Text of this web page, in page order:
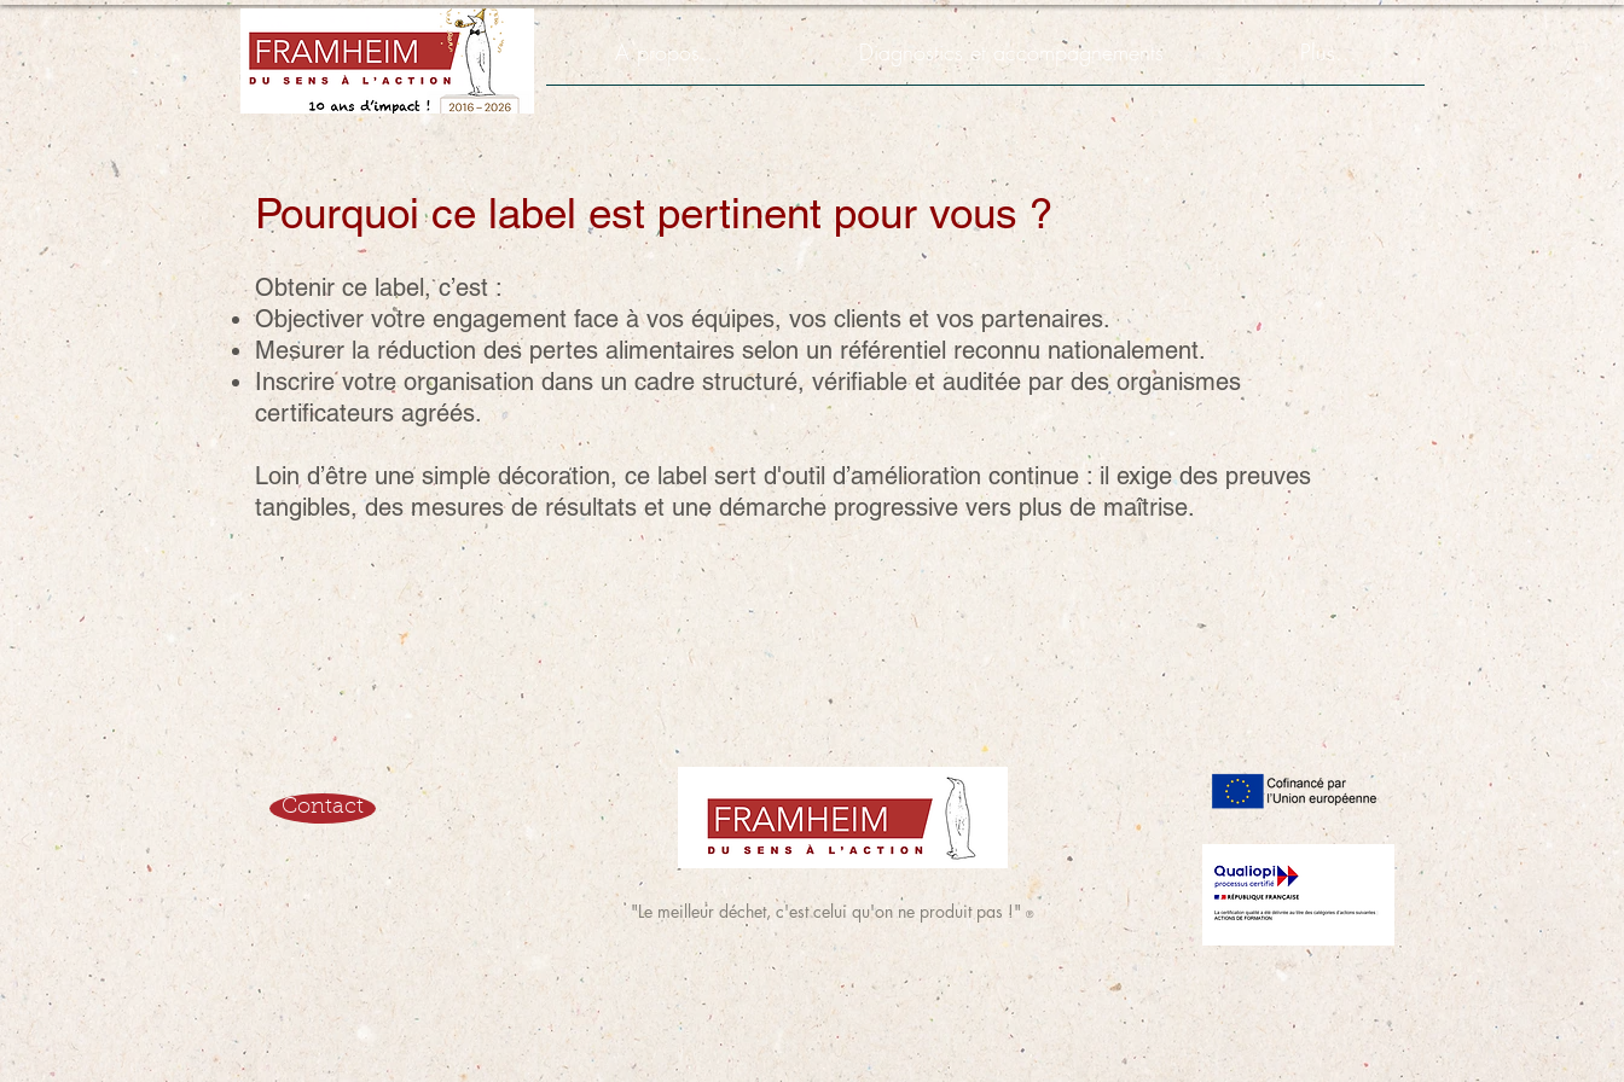
A propos... Diagnostics et accompagnements Plus...
Pourquoi ce label est pertinent pour vous ?
Obtenir ce label, c’est :
Objectiver votre engagement face à vos équipes, vos clients et vos partenaires.
Mesurer la réduction des pertes alimentaires selon un référentiel reconnu nationalement.
Inscrire votre organisation dans un cadre structuré, vérifiable et auditée par des organismes
certificateurs agréés.​
Loin d’être une simple décoration, ce label sert d'outil d’amélioration continue : il exige des preuves
tangibles, des mesures de résultats et une démarche progressive vers plus de maîtrise.
Contact
"Le meilleur déchet, c'est celui qu'on ne produit pas !" ®